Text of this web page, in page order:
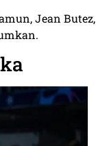
Jean Butez,